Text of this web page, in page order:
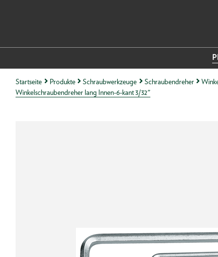
Startseite Produkte Schraubwerkzeuge Schraubendreher
Winkelschraubendreher lang Innen-6-kant 3/32"